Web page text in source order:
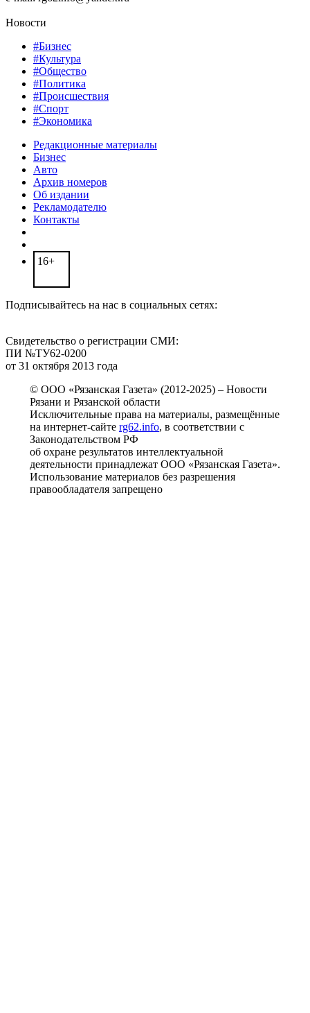
Новости
#Бизнес
#Культура
#Общество
#Политика
#Происшествия
#Спорт
#Экономика
Редакционные материалы
Бизнес
Авто
Архив номеров
Об издании
Рекламодателю
Контакты
16+
Подписывайтесь на нас в социальных сетях:
Свидетельство о регистрации СМИ:
ПИ №ТУ62-0200
от 31 октября 2013 года
© ООО «Рязанская Газета» (2012-2025) – Новости
Рязани и Рязанской области
Исключительные права на материалы, размещённые
на интернет-сайте rg62.info, в соответствии с
Законодательством РФ
об охране результатов интеллектуальной
деятельности принадлежат ООО «Рязанская Газета».
Использование материалов без разрешения
правообладателя запрещено